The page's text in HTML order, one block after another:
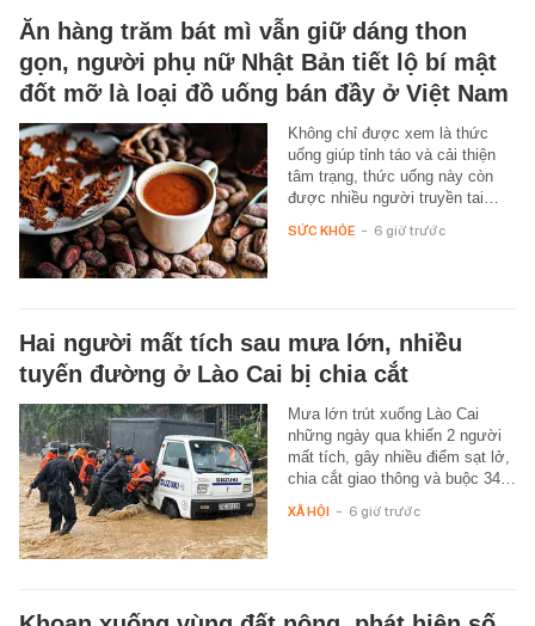
Ăn hàng trăm bát mì vẫn giữ dáng thon
gọn, người phụ nữ Nhật Bản tiết lộ bí mật
đốt mỡ là loại đồ uống bán đầy ở Việt Nam
Không chỉ được xem là thức
uống giúp tỉnh táo và cải thiện
tâm trạng, thức uống này còn
được nhiều người truyền tai…
SỨC KHỎE - 6 giờ trước
Hai người mất tích sau mưa lớn, nhiều
tuyến đường ở Lào Cai bị chia cắt
Mưa lớn trút xuống Lào Cai
những ngày qua khiến 2 người
mất tích, gây nhiều điểm sạt lở,
chia cắt giao thông và buộc 34…
XÃ HỘI - 6 giờ trước